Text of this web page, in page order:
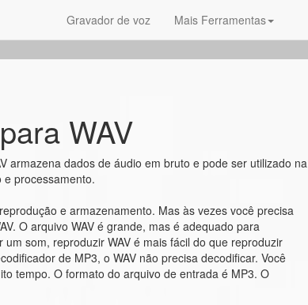
Gravador de voz Mais Ferramentas
WAV
armazena dados de áudio em bruto e pode ser utilizado na
e processamento.
e armazenamento. Mas às vezes você precisa
O arquivo WAV é grande, mas é adequado para
som, reproduzir WAV é mais fácil do que reproduzir
de MP3, o WAV não precisa decodificar. Você
tempo. O formato do arquivo de entrada é MP3. O